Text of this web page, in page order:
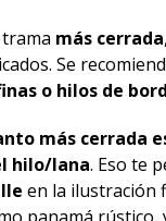
más cerrada
Se
o hilos de
más cerrada
hilo/lana. Eso te
en la ilustración